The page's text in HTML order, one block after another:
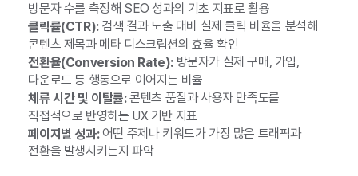
방문자 수를 측정해 SEO 성과의 기초 지표로 활용
클릭률(CTR):검색 결과 노출 대비 실제 클릭 비율을 분석해
콘텐츠 제목과 메타 디스크립션의 효율 확인
전환율(Conversion Rate):방문자가 실제 구매, 가입,
다운로드 등 행동으로 이어지는 비율
체류 시간 및 이탈률:콘텐츠 품질과 사용자 만족도를
직접적으로 반영하는 UX 기반 지표
페이지별 성과:어떤 주제나 키워드가 가장 많은 트래픽과
전환을 발생시키는지 파악